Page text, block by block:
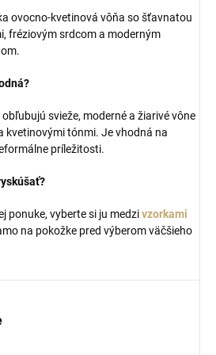
ovocno-kvetinová vôňa so šťavnatou
fréziovým srdcom a moderným
svieže, moderné a žiarivé vône
kvetinovými tónmi. Je vhodná na
príležitosti.
ponuke, vyberte si ju medzivzorkami
na pokožke pred výberom väčšieho